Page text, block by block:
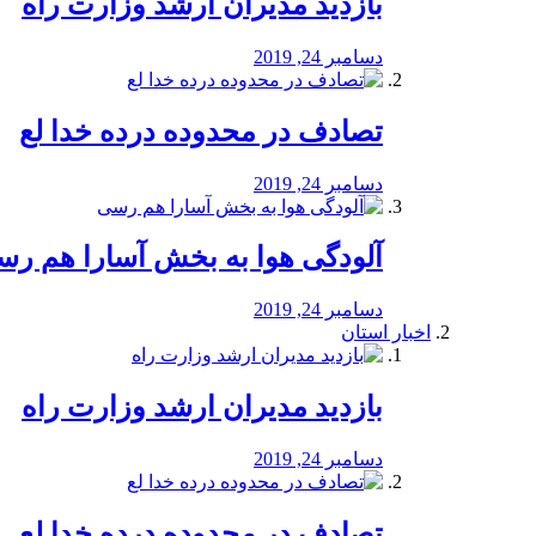
دسامبر 24, 2019
تصادف در محدوده درده خدا لع
دسامبر 24, 2019
آلودگی هوا به بخش آسارا هم
دسامبر 24, 2019
اخبار استان
بازدید مدیران ارشد وزارت راه
دسامبر 24, 2019